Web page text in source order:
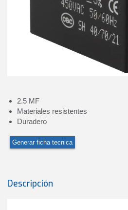
2.5 MF
Materiales resistentes
Duradero
Generar ficha tecnica
Descripción